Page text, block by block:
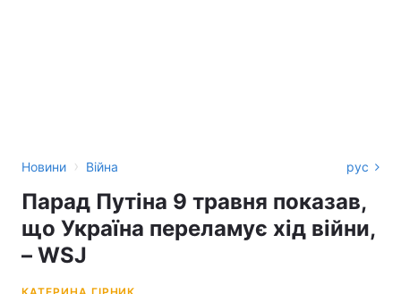
Новини › Війна рус
Парад Путіна 9 травня показав,
що Україна переламує хід війни,
– WSJ